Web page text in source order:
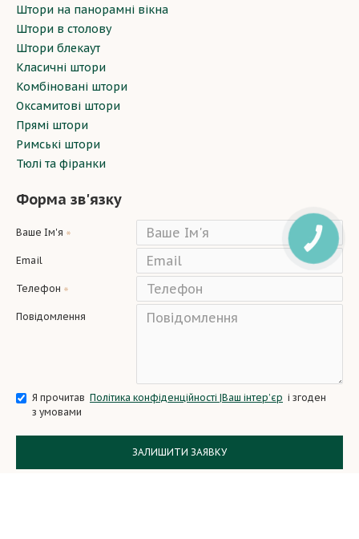
Штори на панорамні вікна
Штори в столову
Штори блекаут
Класичні штори
Комбіновані штори
Оксамитові штори
Прямі штори
Римські штори
Тюлі та фіранки
Форма зв'язку
Ваше Ім'я
Email
Телефон
Повідомлення
Я прочитав Політика конфіденційності |Ваш інтер’єр і згоден
з умовами
ЗАЛИШИТИ ЗАЯВКУ
КНОПКА
ЗВ'ЯЗКУ